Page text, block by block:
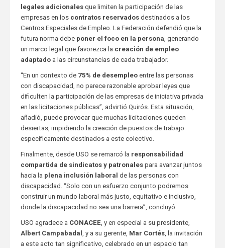
legales adicionalesque limiten la participación de las
empresas en los contratos reservadosdestinados a los
Centros Especiales de Empleo. La Federación defendió que la
futura norma debe poner el foco en la persona , generando
un marco legal que favorezca la creación de empleo
adaptadoa las circunstancias de cada trabajador.
“En un contexto de 75% de desempleoentre las personas
con discapacidad, no parece razonable aprobar leyes que
dificulten la participación de las empresas de iniciativa privada
en las licitaciones públicas”, advirtió Quirós. Esta situación,
añadió, puede provocar que muchas licitaciones queden
desiertas, impidiendo la creación de puestos de trabajo
específicamente destinados a este colectivo.
Finalmente, desde USO se remarcó la responsabilidad
compartida de sindicatos y patronalespara avanzar juntos
hacia la plena inclusión laboral de las personas con
discapacidad. “Solo con un esfuerzo conjunto podremos
construir un mundo laboral más justo, equitativo e inclusivo,
donde la discapacidad no sea una barrera”, concluyó.
USO agradece a CONACEE, y en especial a su presidente,
Albert Campabadal
, y a su gerente, Mar Cortés, la invitación
a este acto tan significativo, celebrado en un espacio tan